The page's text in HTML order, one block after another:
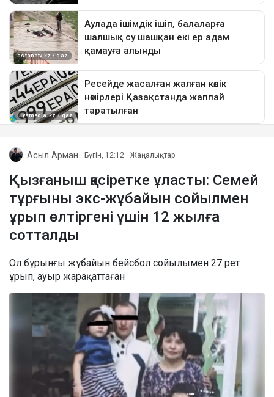
Асыл Арман Бүгін, 12:12 Жаңалықтар
Қызғаныш қасіретке ұласты: Семей
тұрғыны экс-жұбайын сойылмен
ұрып өлтіргені үшін 12 жылға
сотталды
Ол бұрынғы жұбайын бейсбол сойылымен 27 рет
ұрып, ауыр жарақаттаған